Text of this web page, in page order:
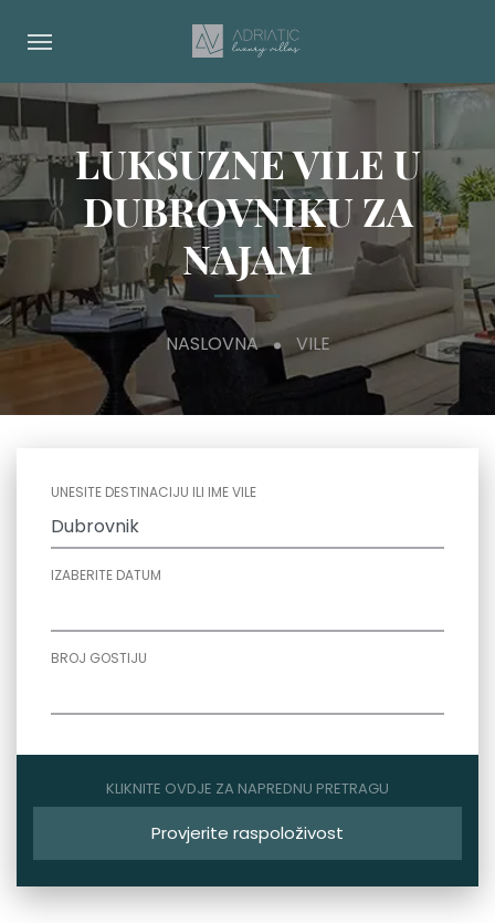
LUKSUZNE VILE U
DUBROVNIKU ZA
NAJAM
NASLOVNA VILE
UNESITE DESTINACIJU ILI IME VILE
IZABERITE DATUM
BROJ GOSTIJU
KLIKNITE OVDJE ZA NAPREDNU PRETRAGU
Provjerite raspoloživost